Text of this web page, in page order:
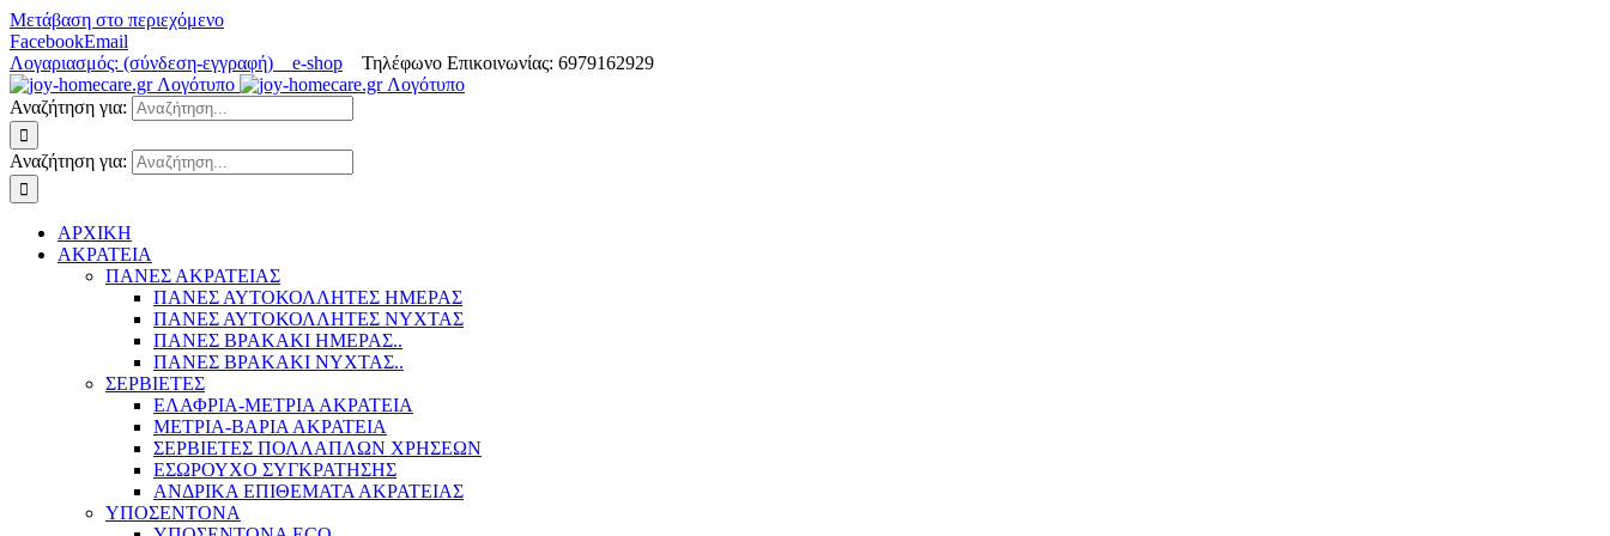
Μετάβαση στο περιεχόμενο
FacebookEmail
Λογαριασμός: (σύνδεση-εγγραφή) e-shop Τηλέφωνο Επικοινωνίας: 6979162929
Αναζήτηση για:
Αναζήτηση για:
ΑΡΧΙΚΗ
ΑΚΡΑΤΕΙΑ
ΠΑΝΕΣ ΑΚΡΑΤΕΙΑΣ
ΠΑΝΕΣ ΑΥΤΟΚΟΛΛΗΤΕΣ ΗΜΕΡΑΣ
ΠΑΝΕΣ ΑΥΤΟΚΟΛΛΗΤΕΣ ΝΥΧΤΑΣ
ΠΑΝΕΣ ΒΡΑΚΑΚΙ ΗΜΕΡΑΣ..
ΠΑΝΕΣ ΒΡΑΚΑΚΙ ΝΥΧΤΑΣ..
ΣΕΡΒΙΕΤΕΣ
ΕΛΑΦΡΙΑ-ΜΕΤΡΙΑ ΑΚΡΑΤΕΙΑ
ΜΕΤΡΙΑ-ΒΑΡΙΑ ΑΚΡΑΤΕΙΑ
ΣΕΡΒΙΕΤΕΣ ΠΟΛΛΑΠΛΩΝ ΧΡΗΣΕΩΝ
ΕΣΩΡΟΥΧΟ ΣΥΓΚΡΑΤΗΣΗΣ
ΑΝΔΡΙΚΑ ΕΠΙΘΕΜΑΤΑ ΑΚΡΑΤΕΙΑΣ
ΥΠΟΣΕΝΤΟΝΑ